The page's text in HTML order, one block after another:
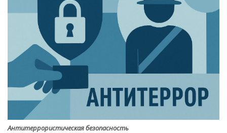
Антитеррористическая безопасность